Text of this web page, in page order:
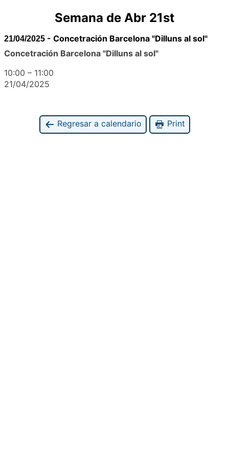
Semana de Abr 21st
21/04/2025 - Concetración Barcelona "Dilluns al sol"
Concetración Barcelona "Dilluns al sol"
10:00 – 11:00
21/04/2025
Regresar a calendario Print